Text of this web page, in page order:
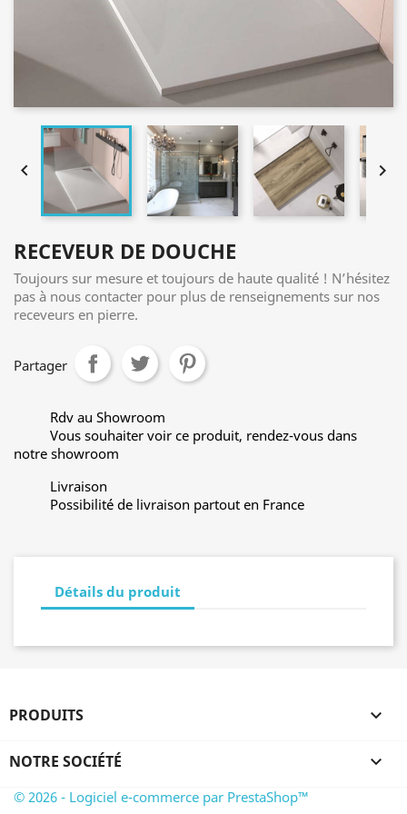
 
RECEVEUR DE DOUCHE
Toujours sur mesure et toujours de haute qualité ! N’hésitez
pas à nous contacter pour plus de renseignements sur nos
receveurs en pierre.
Partager
Rdv au Showroom
Vous souhaiter voir ce produit, rendez-vous dans
notre showroom
Livraison
Possibilité de livraison partout en France
Détails du produit
PRODUITS 
NOTRE SOCIÉTÉ 
© 2026 - Logiciel e-commerce par PrestaShop™